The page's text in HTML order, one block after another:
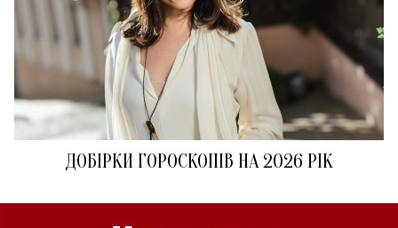
ДОБІРКИ ГОРОСКОПІВ НА 2026 РІК